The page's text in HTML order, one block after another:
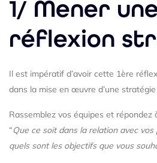
1/ Mener
réflexion
Il est impératif d’avoir cette 1ère
dans la mise en œuvre d’une stratégie
Rassemblez vos équipes et répondez
“Que ce soit dans la relation avec
quels sont les objectifs que vous